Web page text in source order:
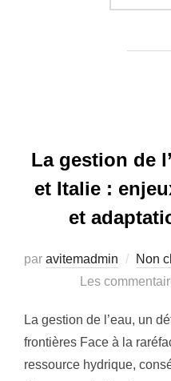
La gestion de
et Italie :
et
par avitemadmin Non
Les
La gestion de l’eau, un
frontières Face à la
ressource hydrique,